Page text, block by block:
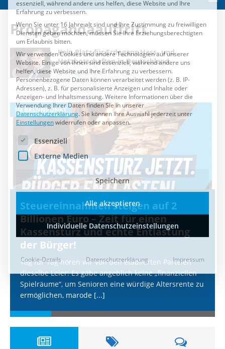
Propagandaauftritt
Kein Platz für Erdogans Hass- und
Hetzbotschaften in Deutschland
8. August 2018
IM BRENNPUNKT
Steuereinnahmen steigen auf 2
Billionen Euro – Zeit für einen
Kassensturz und echte Entlastung
der Bürger!
Tag für Tag hören wir von den etablierten Parteien
dieselbe Leier: Es gäbe angeblich keine „finanziellen
Spielräume“, um Senioren eine würdige Altersrente zu
ermöglichen, marode [...]
Es folgt eine Liste der Service-Gruppen, für die eine
Externe Medien
Speichern
Alle akzeptieren
Individuelle Datenschutzeinstellungen
Cookie-Details Datenschutzerklärung Impressum